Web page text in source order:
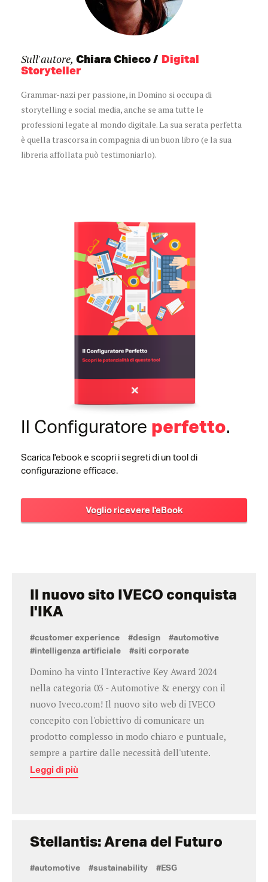
Sull'autore, Chiara Chieco
Digital
Storyteller
Grammar-nazi per passione, in Domino si occupa di
storytelling e social media, anche se ama tutte le
professioni legate al mondo digitale. La sua serata perfetta
è quella trascorsa in compagnia di un buon libro (e la sua
libreria affollata può testimoniarlo).
Il Configuratore perfetto.
Scarica l'ebook e scopri i segreti di un tool di
configurazione efficace.
Voglio ricevere l'eBook
Il nuovo sito IVECO conquista
l'IKA
#customer experience #design #automotive
#intelligenza artificiale #siti corporate
Domino ha vinto l'Interactive Key Award 2024
nella categoria 03 - Automotive & energy con il
nuovo Iveco.com! Il nuovo sito web di IVECO
concepito con l'obiettivo di comunicare un
prodotto complesso in modo chiaro e puntuale,
sempre a partire dalle necessità dell'utente.
Leggi di più
Stellantis: Arena del Futuro
#automotive #sustainability #ESG